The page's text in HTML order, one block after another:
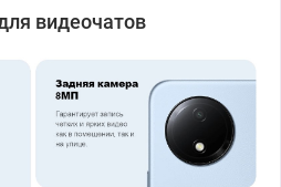
видеочатов